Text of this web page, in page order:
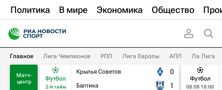
Политика В мире Экономика Общество
Главное Лига Чемпионов РПЛ Лига Европы АПЛ Ла Лига
Матч-
центр
Футбол
2-й тайм
Крылья Советов
Балтика
0
1
Футбол
08.08 18:00